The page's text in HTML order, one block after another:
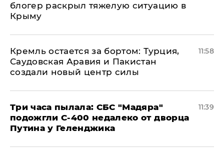
блогер раскрыл тяжелую ситуацию в
Крыму
​Кремль остается за бортом: Турция,
Саудовская Аравия и Пакистан
создали новый центр силы
11:58
Три часа пылала: СБС "Мадяра"
подожгли С-400 недалеко от дворца
Путина у Геленджика
11:39